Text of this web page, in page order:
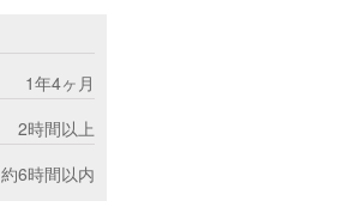
1年4ヶ月
2時間以上
約6時間以内